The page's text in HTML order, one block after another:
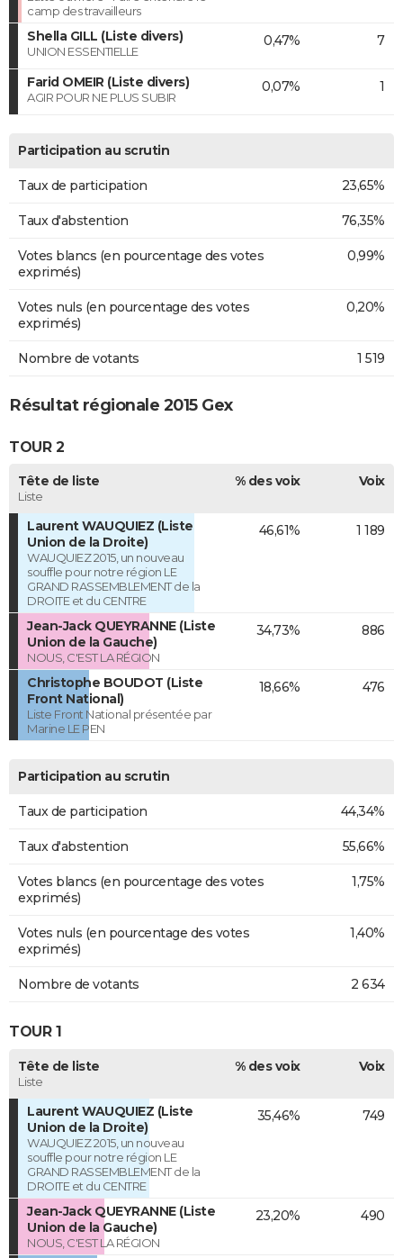
camp des travailleurs
Shella GILL (Liste divers)
UNION ESSENTIELLE
0,47% 7
Farid OMEIR (Liste divers)
AGIR POUR NE PLUS SUBIR
0,07% 1
Participation au scrutin
Taux de participation 23,65%
Taux d'abstention 76,35%
Votes blancs (en pourcentage des votes
exprimés)
0,99%
Votes nuls (en pourcentage des votes
exprimés)
0,20%
Nombre de votants 1 519
Résultat régionale 2015 Gex
TOUR 2
Tête de liste
Liste
% des voix Voix
Laurent WAUQUIEZ (Liste
Union de la Droite)
WAUQUIEZ 2015, un nouveau
souffle pour notre région LE
GRAND RASSEMBLEMENT de la
DROITE et du CENTRE
46,61% 1 189
Jean-Jack QUEYRANNE (Liste
Union de la Gauche)
NOUS, C'EST LA RÉGION
34,73% 886
Christophe BOUDOT (Liste
Front National)
Liste Front National présentée par
Marine LE PEN
18,66% 476
Participation au scrutin
Taux de participation 44,34%
Taux d'abstention 55,66%
Votes blancs (en pourcentage des votes
exprimés)
1,75%
Votes nuls (en pourcentage des votes
exprimés)
1,40%
Nombre de votants 2 634
TOUR 1
Tête de liste
Liste
% des voix Voix
Laurent WAUQUIEZ (Liste
Union de la Droite)
WAUQUIEZ 2015, un nouveau
souffle pour notre région LE
GRAND RASSEMBLEMENT de la
DROITE et du CENTRE
35,46% 749
Jean-Jack QUEYRANNE (Liste
Union de la Gauche)
NOUS, C'EST LA RÉGION
23,20% 490